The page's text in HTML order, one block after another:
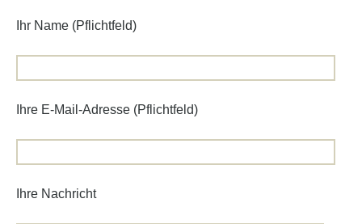
Ihr Name (Pflichtfeld)
Ihre E-Mail-Adresse (Pflichtfeld)
Ihre Nachricht